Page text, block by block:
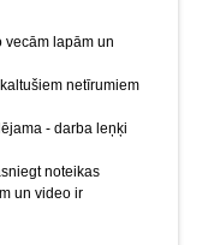
vecām lapām un
netīrumiem
- darba leņķi
noteikas
un video ir